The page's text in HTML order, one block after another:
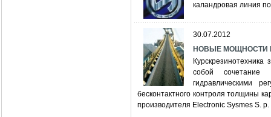
каландровая линия
30.07.2012
НОВЫЕ МОЩНОСТИ
собой сочетание
гидравлическими
бесконтактного контроля толщины
производителя Electronic Sysmes S. p.